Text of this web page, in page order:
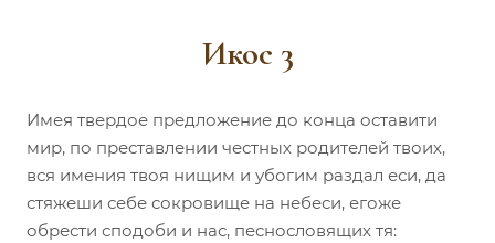
Икос 3
Имея твердое предложение до конца оставити
мир, по преставлении честных родителей твоих,
вся имения твоя нищим и убогим раздал еси, да
стяжеши себе сокровище на небеси, егоже
обрести сподоби и нас, песнословящих тя: